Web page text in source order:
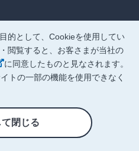
的として、Cookieを使用してい
閲覧すると、お客さまが当社の
新しいウィンドウで開く
に同意したものと見なされます。
トの一部の機能を使用できなく
て閉じる
しいウィンドウで開く
ドウで開く
開く
しいウィンドウで開く
reserved.